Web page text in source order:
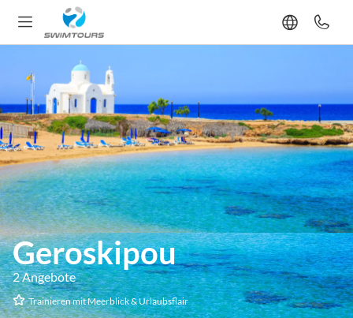
Geroskipou
2 Angebote
Trainieren mit Meerblick & Urlaubsflair